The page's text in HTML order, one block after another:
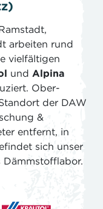
arbeiten rund
vielfältigen
und Alpina
Ober-
der DAW
&
entfernt, in
sich unser
Dämmstofflabor.